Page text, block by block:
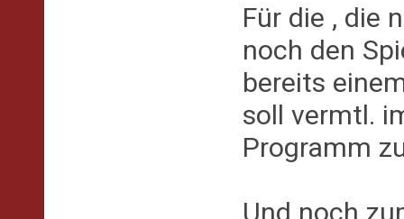
Für die , die
noch den
bereits
soll vermtl.
Programm
Und noch